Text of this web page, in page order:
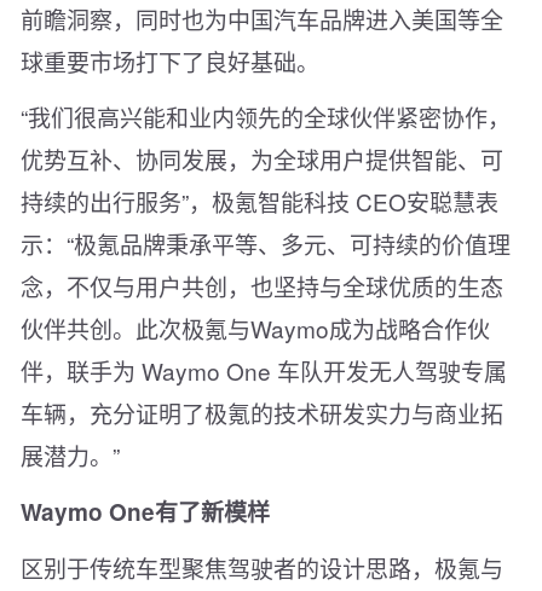
前瞻洞察，同时也为中国汽车品牌进入美国等全
球重要市场打下了良好基础。
“我们很高兴能和业内领先的全球伙伴紧密协作，
优势互补、协同发展，为全球用户提供智能、可
持续的出行服务”，极氪智能科技 CEO安聪慧表
示：“极氪品牌秉承平等、多元、可持续的价值理
念，不仅与用户共创，也坚持与全球优质的生态
伙伴共创。此次极氪与Waymo成为战略合作伙
伴，联手为 Waymo One 车队开发无人驾驶专属
车辆，充分证明了极氪的技术研发实力与商业拓
展潜力。”
Waymo One有了新模样
区别于传统车型聚焦驾驶者的设计思路，极氪与